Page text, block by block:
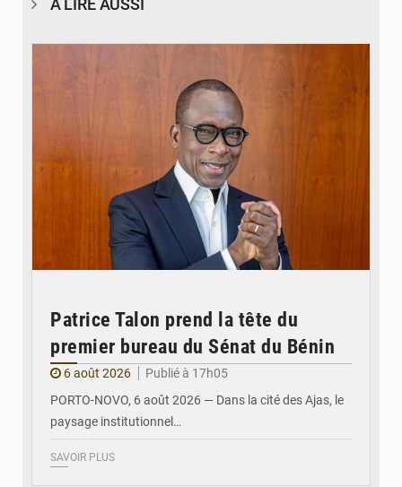
À LIRE AUSSI
Patrice Talon prend la tête du
premier bureau du Sénat du Bénin
6 août 2026
Publié à 17h05
PORTO-NOVO, 6 août 2026 — Dans la cité des Ajas, le
paysage institutionnel…
SAVOIR PLUS